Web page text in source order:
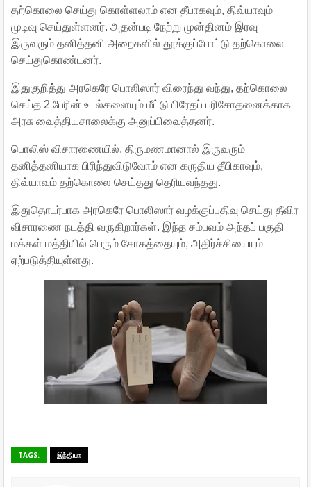
தற்கொலை செய்து கொள்ளலாம் என தீபாகவும், திவ்யாவும்
முடிவு செய்துள்ளனர். அதன்படி நேற்று முன்தினம் இரவு
இருவரும் தனித்தனி அறைகளில் தூக்குப்போட்டு தற்கொலை
செய்துகொண்டனர்.
இதுகுறித்து அரகெரே பொலிஸார் விரைந்து வந்து, தற்கொலை
செய்த 2 பேரின் உடல்களையும் மீட்டு பிரேதப் பரிசோதனைக்காக
அரசு வைத்தியசாலைக்கு அனுப்பிவைத்தனர்.
பொலிஸ் விசாரணையில், திருமணமானால் இருவரும்
தனித்தனியாக பிரிந்துவிடுவோம் என கருதிய தீபிகாவும்,
திவ்யாவும் தற்கொலை செய்தது தெரியவந்தது.
இதுதொடர்பாக அரகெரே பொலிஸார் வழக்குப்பதிவு செய்து தீவிர
விசாரணை நடத்தி வருகிறார்கள். இந்த சம்பவம் அந்தப் பகுதி
மக்கள் மத்தியில் பெரும் சோகத்தையும், அதிர்ச்சியையும்
ஏற்படுத்தியுள்ளது.
TAGS: இந்தியா